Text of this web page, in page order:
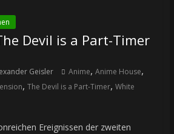
Devil is a Part-Timer
Geisler Anime, Anime House,
, The Devil is a Part-Timer, White
Ereignissen der zweiten